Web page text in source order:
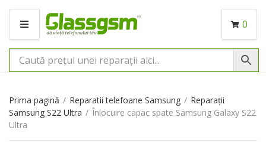
M
N
I
0
Prima pagină / Reparatii telefoane Samsung / Reparații
Samsung S22 Ultra / Înlocuire capac spate Samsung Galaxy S22
Ultra